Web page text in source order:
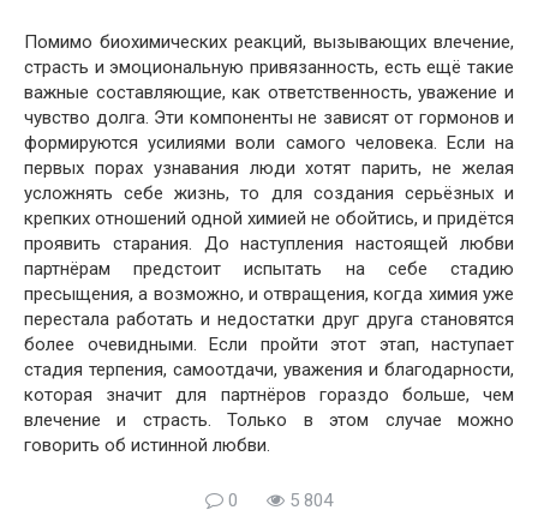
Помимо биохимических реакций, вызывающих влечение,
страсть и эмоциональную привязанность, есть ещё такие
важные составляющие, как ответственность, уважение и
чувство долга. Эти компоненты не зависят от гормонов и
формируются усилиями воли самого человека. Если на
первых порах узнавания люди хотят парить, не желая
усложнять себе жизнь, то для создания серьёзных и
крепких отношений одной химией не обойтись, и придётся
проявить старания. До наступления настоящей любви
партнёрам предстоит испытать на себе стадию
пресыщения, а возможно, и отвращения, когда химия уже
перестала работать и недостатки друг друга становятся
более очевидными. Если пройти этот этап, наступает
стадия терпения, самоотдачи, уважения и благодарности,
которая значит для партнёров гораздо больше, чем
влечение и страсть. Только в этом случае можно
говорить об истинной любви.
0 5 804